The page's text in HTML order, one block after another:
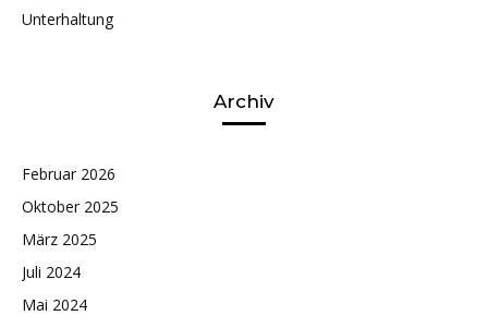
Unterhaltung
Archiv
Februar 2026
Oktober 2025
März 2025
Juli 2024
Mai 2024